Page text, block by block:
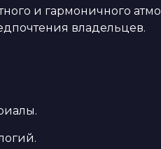
и гармоничного
владельцев.